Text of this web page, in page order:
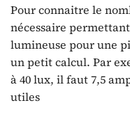
Pour connaitre le
nécessaire
lumineuse pour une
un petit calcul. Par
à 40 lux, il faut 7,5
utiles